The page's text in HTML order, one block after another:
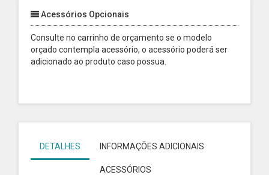
Acessórios Opcionais
Consulte no carrinho de orçamento se o modelo
orçado contempla acessório, o acessório poderá ser
adicionado ao produto caso possua.
DETALHES INFORMAÇÕES ADICIONAIS
ACESSÓRIOS